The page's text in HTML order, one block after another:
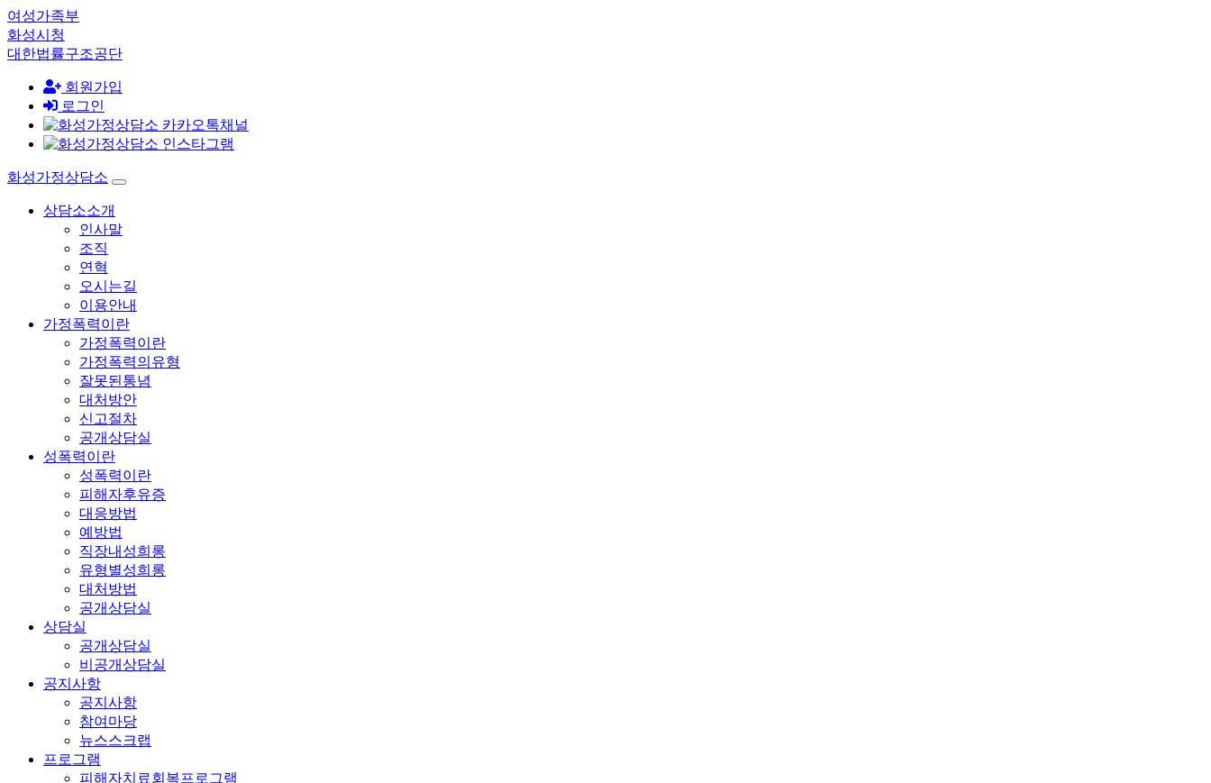
여성가족부
화성시청
대한법률구조공단
회원가입
로그인
화성가정상담소
상담소소개
인사말
조직
연혁
오시는길
이용안내
가정폭력이란
가정폭력이란
가정폭력의유형
잘못된통념
대처방안
신고절차
공개상담실
성폭력이란
성폭력이란
피해자후유증
대응방법
예방법
직장내성희롱
유형별성희롱
대처방법
공개상담실
상담실
공개상담실
비공개상담실
공지사항
공지사항
참여마당
뉴스스크랩
프로그램
피해자치료회복프로그램